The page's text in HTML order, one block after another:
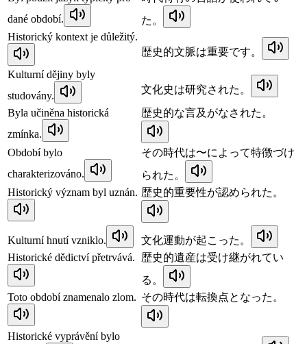
dané období.
た。
Historický kontext je důležitý.
歴史的文脈は重要です。
Kulturní dějiny byly
studovány.
文化史は研究された。
Byla učiněna historická
zmínka.
歴史的な言及がなされた。
Období bylo
charakterizováno.
その時代は〜によって特徴づけ
られた。
Historický význam byl uznán. 歴史的重要性が認められた。
Kulturní hnutí vzniklo.
文化運動が起こった。
Historické dědictví přetrvává.
歴史的遺産は受け継がれてい
る。
Toto období znamenalo zlom. その時代は転換点となった。
Historické vyprávění bylo